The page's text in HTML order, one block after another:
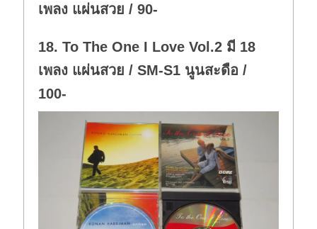
เพลง แผ่นสวย / 90-
18. To The One I Love Vol.2 มี 18
เพลง แผ่นสวย / SM-S1 นูนสะดือ /
100-